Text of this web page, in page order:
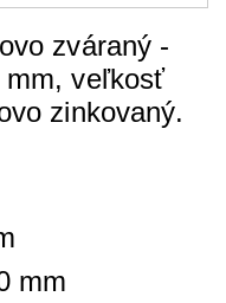
zváraný -
mm, veľkosť
zinkovaný.
mm